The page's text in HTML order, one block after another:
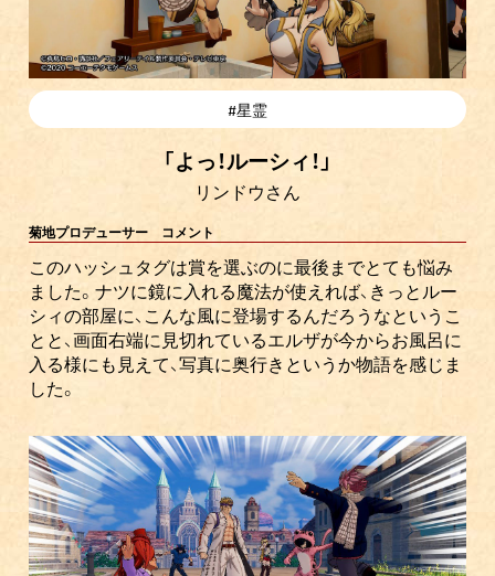
#星霊
「よっ！ルーシィ！」
リンドウさん
菊地プロデューサー コメント
このハッシュタグは賞を選ぶのに最後までとても悩み
ました。ナツに鏡に入れる魔法が使えれば、きっとルー
シィの部屋に、こんな風に登場するんだろうなというこ
とと、画面右端に見切れているエルザが今からお風呂に
入る様にも見えて、写真に奥行きというか物語を感じま
した。